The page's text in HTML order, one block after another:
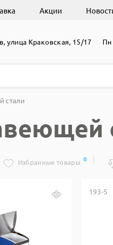
Акции
улица Краковская, 15/17 Пн
стали
Избранные товары 0
193-5